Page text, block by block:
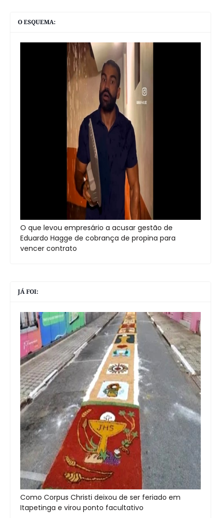
O ESQUEMA:
O que levou empresário a acusar gestão de
Eduardo Hagge de cobrança de propina para
vencer contrato
JÁ FOI:
Como Corpus Christi deixou de ser feriado em
Itapetinga e virou ponto facultativo